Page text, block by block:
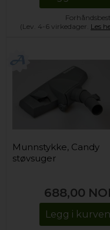
(Lev. 4-6 virkedager. Les
Munnstykke, Candy
støvsuger
688,00
Legg i kurven